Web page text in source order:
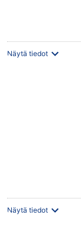
Näytä tiedot
Näytä tiedot